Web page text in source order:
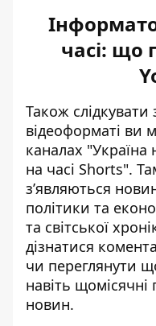
часі: що
Також
відеоформаті ви
каналах "Україна
на часі Shorts".
зʼявляються
політики та
та світської
дізнатися
чи переглянути
навіть щомісячні
новин.